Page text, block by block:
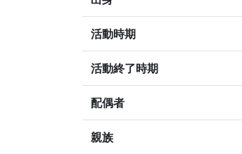
活動時期
活動終了時期
配偶者
親族